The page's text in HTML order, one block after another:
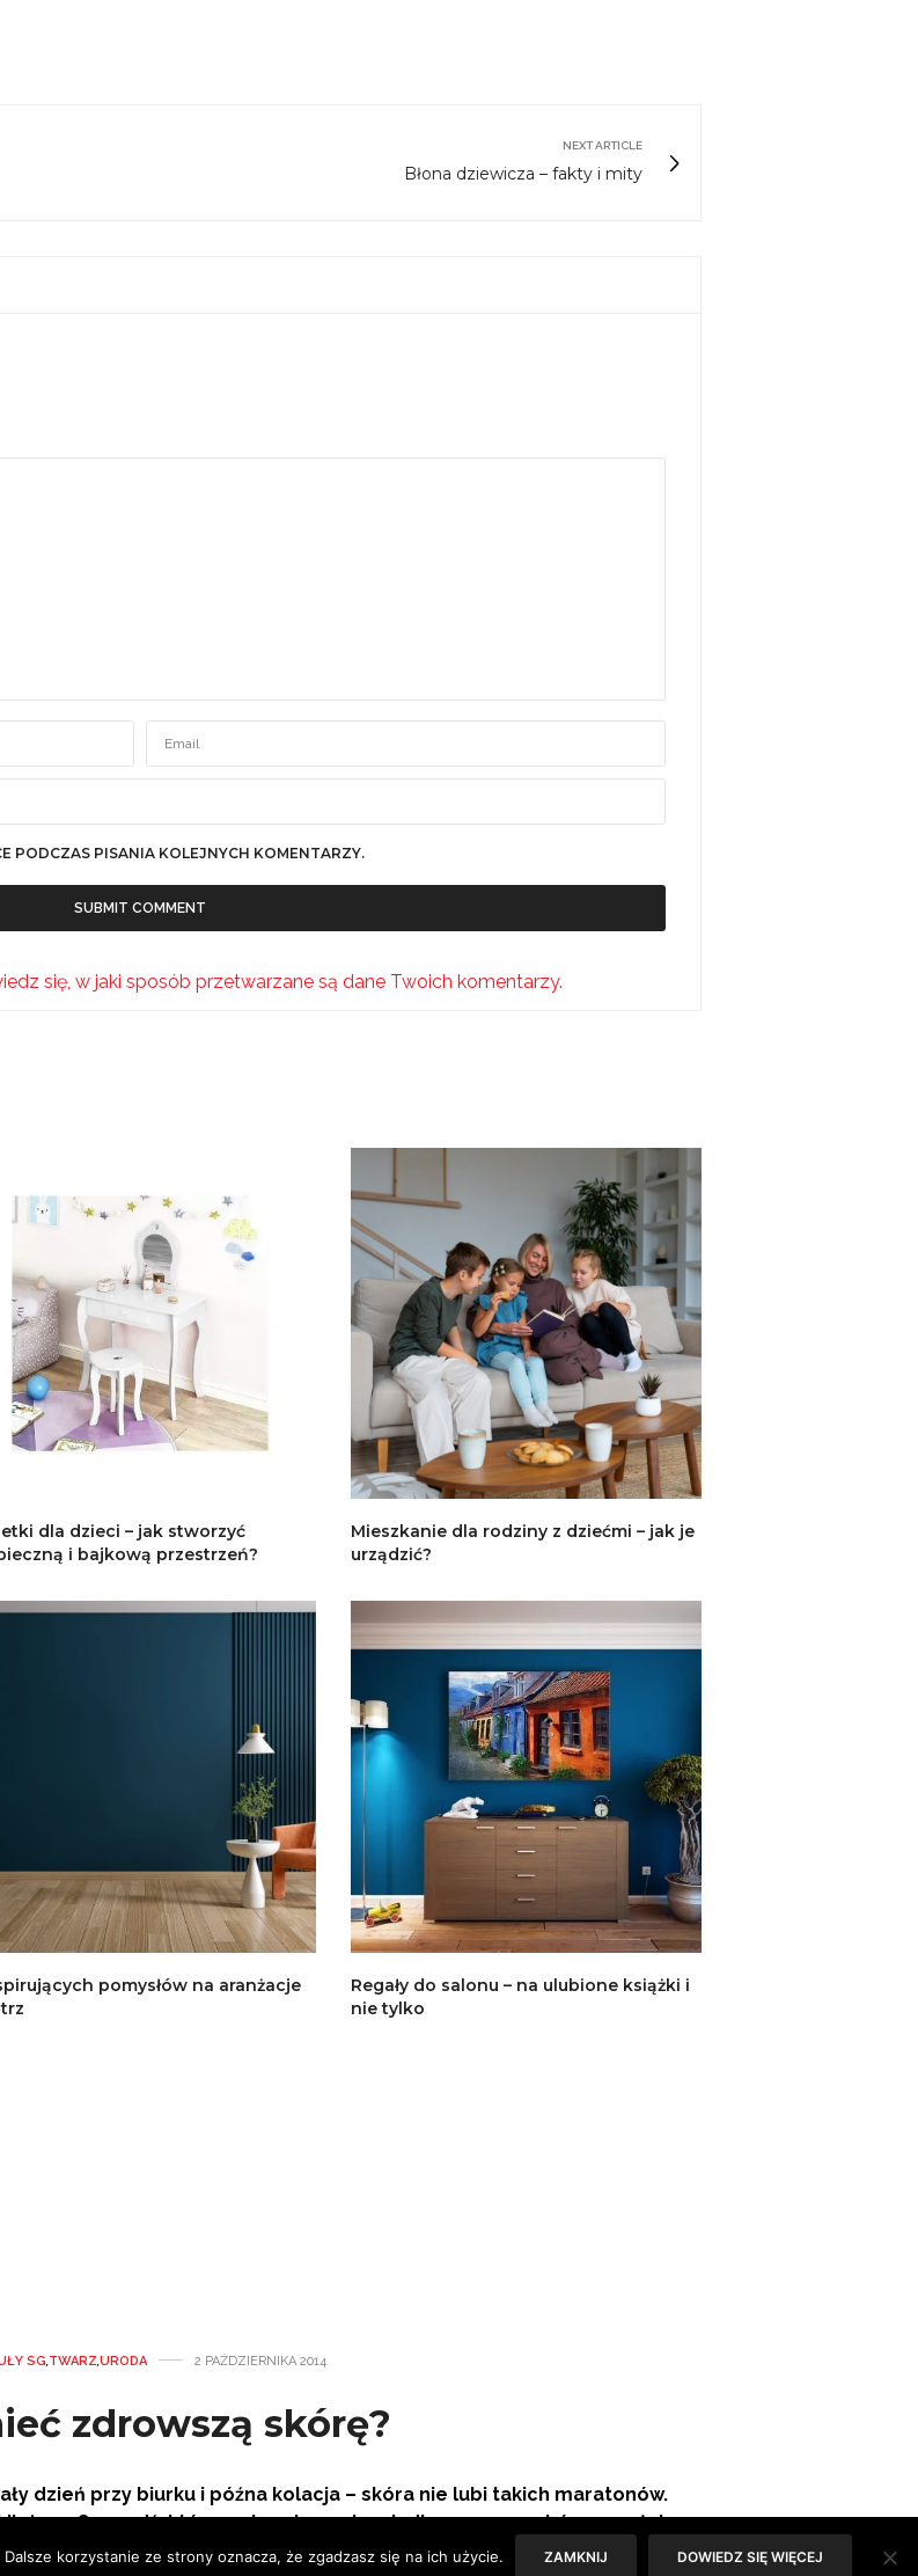
NEXT ARTICLE
Błona dziewicza – fakty i mity
PODCZAS PISANIA KOLEJNYCH KOMENTARZY.
się, w jaki sposób przetwarzane są dane Twoich komentarzy.
dla dzieci – jak stworzyć
i bajkową przestrzeń?
Mieszkanie dla rodziny z dziećmi – jak je
urządzić?
pomysłów na aranżacje
Regały do salonu – na ulubione książki i
nie tylko
SG,TWARZ,URODA 2 PAŹDZIERNIKA 2014
zdrowszą skórę?
dzień przy biurku i późna kolacja – skóra nie lubi takich maratonów.
Sprawdź, którez niewybaczalnych dla cery grzechów popełniasz.
korzystanie ze strony oznacza, że zgadzasz się na ich użycie. ZAMKNIJ DOWIEDZ SIĘ WIĘCEJ